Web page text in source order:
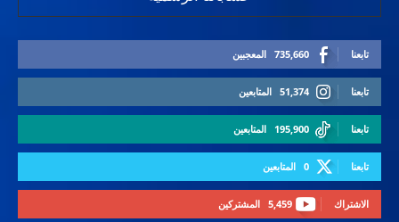
735,660 المعجبين تابعنا
51,374 المتابعين تابعنا
195,900 المتابعين تابعنا
0 المتابعين تابعنا
5,459 المشتركين الاشتراك